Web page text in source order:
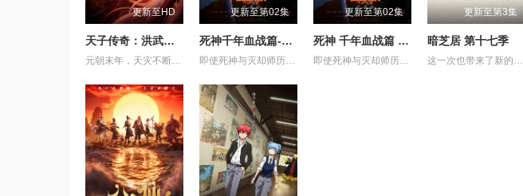
更新至HD
天子传奇：洪武大帝
元朝末年，天灾不断，乱世动荡，汉人饱受异族压迫，天下苍生苦盼明主。上古神器天翔五灵突然现世，江湖传言 “得五灵者，得天下”。一时间，明教、白莲教等武林势力纷纷出动，争夺至宝。大元朝廷为稳固江山，派出精锐铁骑十三翼，一面残酷镇压反元义军，一面全力追查五灵下落。就在这风雨飘摇的乱世之中，一代新天子悄然崛起，一场席卷天下、改写王朝命运的夺鼎争霸，就此拉开序幕。
更新至第02集
死神千年血战篇-祸进谭-
即使死神与灭却师历经千年的血战尽头，毁灭的未来已隐约可见── 王族特务·零番队迎击企图侵入灵王宫的友哈巴赫。 然而，灭却师之王及其亲卫队击溃了零番队壮烈的卍解，最终踏入灵王大内里。 从兵主部一兵卫手中接过守护灵王重任的黑崎一护等人， 却因友哈巴赫的诡计，使一护挥剑斩向了灵王。 灵王之死──意味着三界的崩溃。 各界出现&quot;扭曲&quot;，毁灭的预兆开始笼罩世界。 护廷十三队与残存的灭却师联手，向灵王宫进发。 但灵王宫已落入&quot;看不见的帝国&quot;之手，化身为&quot;真世界城&quot;。 亲卫队在那座仿佛嘲笑着死神们、耸立于天空的城中严阵以待。 护廷十三队与亲卫队在&quot;真世界城&quot;各处展开激战。 一护理解了雨龙的真正心意，作为互相信赖的同伴，再次坚定了守护世界的决心。 已成为超越&quot;全知全能&quot;存在的友哈巴赫。 赌上三界存亡的壮烈战斗，正迈向终局。 在混沌之祸前方等待的，是绝望还是希望──
更新至第02集
死神 千年血战篇 -祸进谭-
即使死神与灭却师历经千年的血战尽头，毁灭的未来已隐约可见── 王族特务·零番队迎击企图侵入灵王宫的友哈巴赫。 然而，灭却师之王及其亲卫队击溃了零番队壮烈的卍解，最终踏入灵王大内里。 从兵主部一兵卫手中接过守护灵王重任的黑崎一护等人， 却因友哈巴赫的诡计，使一护挥剑斩向了灵王。 灵王之死──意味着三界的崩溃。 各界出现"扭曲"，毁灭的预兆开始笼罩世界。 护廷十三队与残存的灭却师联手，向灵王宫进发。 但灵王宫已落入"看不见的帝国"之手，化身为"真世界城"。 亲卫队在那座仿佛嘲笑着死神们、耸立于天空的城中严阵以待。 护廷十三队与亲卫队在"真世界城"各处展开激战。 一护理解了雨龙的真正心意，作为互相信赖的同伴，再次坚定了守护世界的决心。 已成为超越"全知全能"存在的友哈巴赫。 赌上三界存亡的壮烈战斗，正迈向终局。 在混沌之祸前方等待的，是绝望还是希望──
更新至第3集
暗芝居 第十七季
这一次也带来了新的主题与新的恐怖演出，充满了令人脊背发凉的故事。负责演唱片尾主题曲的二人歌谣组合“风轮”也会以声优的身份参加，成为本季的一大亮点。 又出现在孩子们面前的令人毛骨悚然的纸芝居艺人大叔，这次带来的令人身心冻结的恐怖纸芝居，主题是“决”。描绘着与“决”相关的奇妙都市传说，以及遭遇了谁都没有见过的怪奇现象的人们的身姿的壮烈故事被编织了出来。